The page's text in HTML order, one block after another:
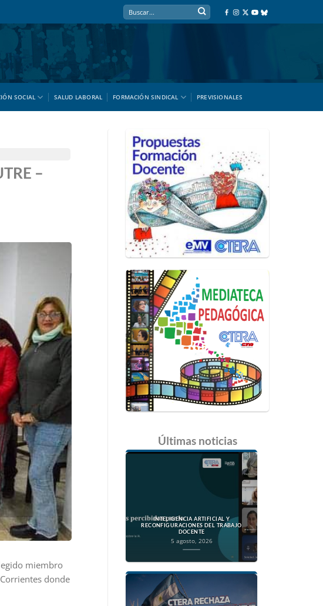
SOCIAL SALUD LABORAL FORMACIÓN SINDICAL PREVISIONALES
–
miembro
donde
Últimas noticias
INTELIGENCIA ARTIFICIAL Y
RECONFIGURACIONES DEL TRABAJO
DOCENTE
5 agosto, 2026